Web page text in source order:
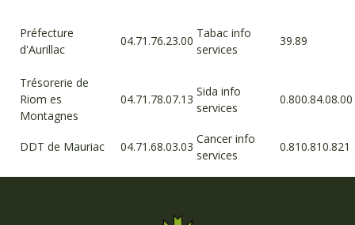
Préfecture
d'Aurillac
04.71.76.23.00
Tabac info
services
39.89
Trésorerie de
Riom es
Montagnes
04.71.78.07.13
Sida info
services
0.800.84.08.00
DDT de Mauriac 04.71.68.03.03
Cancer info
services
0.810.810.821